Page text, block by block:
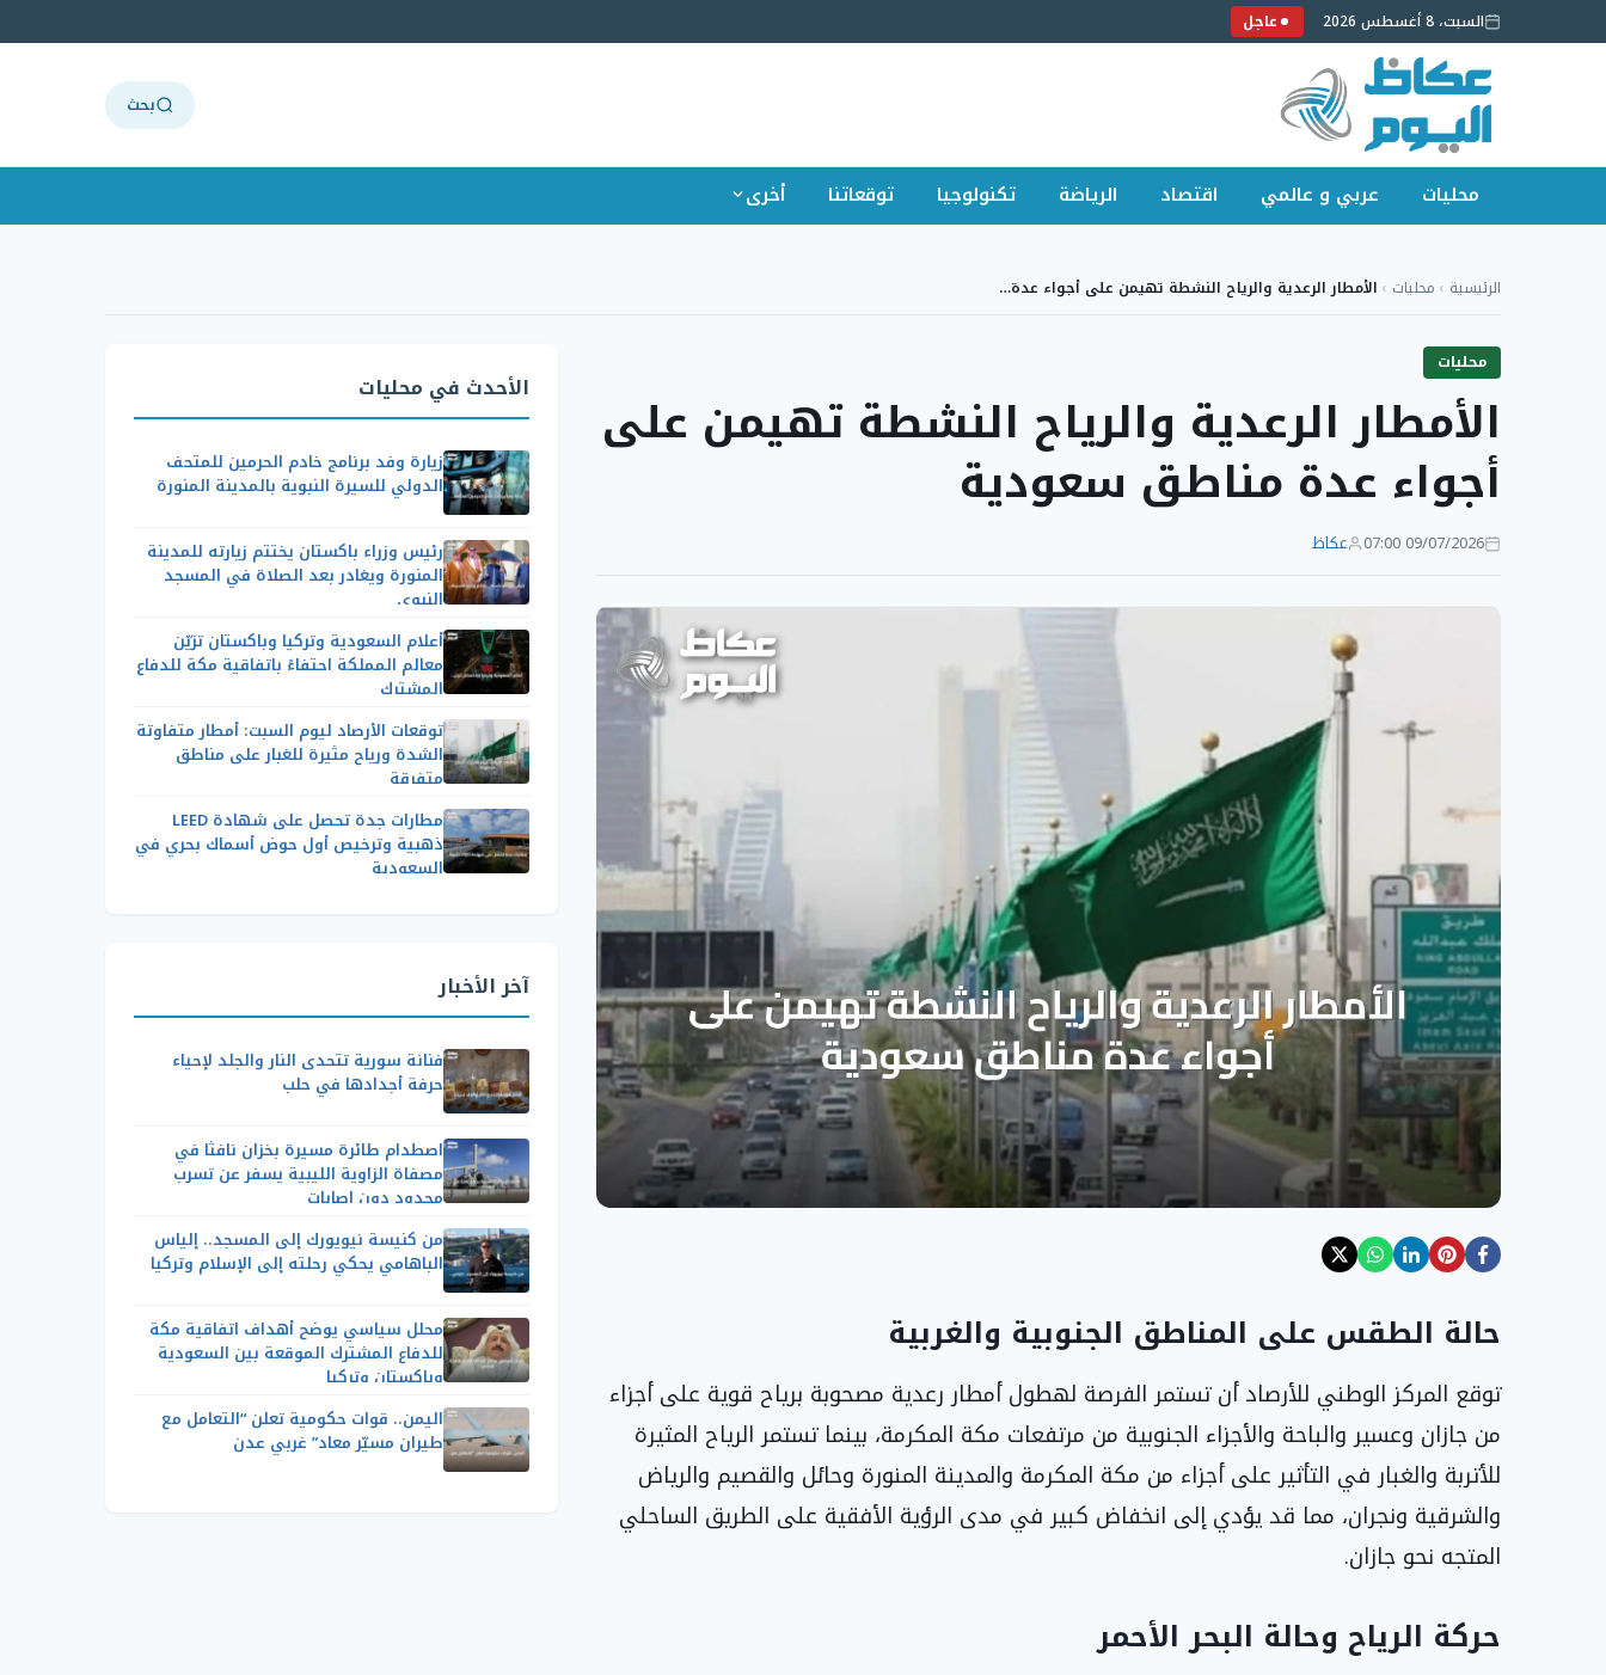
السبت، 8 أغسطس 2026 عاجل
بحث
محليات عربي و عالمي اقتصاد الرياضة تكنولوجيا توقعاتنا أخرى
الرئيسية › محليات › الأمطار الرعدية والرياح النشطة تهيمن على أجواء عدة…
محليات
الأمطار الرعدية والرياح النشطة تهيمن على
أجواء عدة مناطق سعودية
09/07/2026 07:00 عكاظ
حالة الطقس على المناطق الجنوبية والغربية
توقع المركز الوطني للأرصاد أن تستمر الفرصة لهطول أمطار رعدية مصحوبة برياح قوية على أجزاء
من جازان وعسير والباحة والأجزاء الجنوبية من مرتفعات مكة المكرمة، بينما تستمر الرياح المثيرة
للأتربة والغبار في التأثير على أجزاء من مكة المكرمة والمدينة المنورة وحائل والقصيم والرياض
والشرقية ونجران، مما قد يؤدي إلى انخفاض كبير في مدى الرؤية الأفقية على الطريق الساحلي
المتجه نحو جازان.
حركة الرياح وحالة البحر الأحمر
الأحدث في محليات
زيارة وفد برنامج خادم الحرمين للمتحف
الدولي للسيرة النبوية بالمدينة المنورة
رئيس وزراء باكستان يختتم زيارته للمدينة
المنورة ويغادر بعد الصلاة في المسجد
النبوي
أعلام السعودية وتركيا وباكستان تزيّن
معالم المملكة احتفاءً باتفاقية مكة للدفاع
المشترك
توقعات الأرصاد ليوم السبت: أمطار متفاوتة
الشدة ورياح مثيرة للغبار على مناطق
متفرقة
مطارات جدة تحصل على شهادة LEED
ذهبية وترخيص أول حوض أسماك بحري في
السعودية
آخر الأخبار
فنانة سورية تتحدى النار والجلد لإحياء
حرفة أجدادها في حلب
اصطدام طائرة مسيرة بخزان نافثا في
مصفاة الزاوية الليبية يسفر عن تسرب
محدود دون إصابات
من كنيسة نيويورك إلى المسجد.. إلياس
الباهامي يحكي رحلته إلى الإسلام وتركيا
محلل سياسي يوضح أهداف اتفاقية مكة
للدفاع المشترك الموقعة بين السعودية
وباكستان وتركيا
اليمن.. قوات حكومية تعلن “التعامل مع
طيران مسيّر معاد” غربي عدن